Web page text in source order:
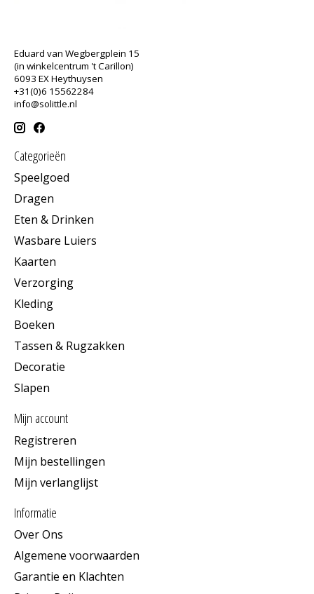
Eduard van Wegbergplein 15
(in winkelcentrum 't Carillon)
6093 EX Heythuysen
+31(0)6 15562284
info@solittle.nl
Categorieën
Speelgoed
Dragen
Eten & Drinken
Wasbare Luiers
Kaarten
Verzorging
Kleding
Boeken
Tassen & Rugzakken
Decoratie
Slapen
Mijn account
Registreren
Mijn bestellingen
Mijn verlanglijst
Informatie
Over Ons
Algemene voorwaarden
Garantie en Klachten